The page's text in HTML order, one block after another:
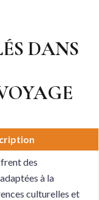
DANS
des
à la
culturelles et